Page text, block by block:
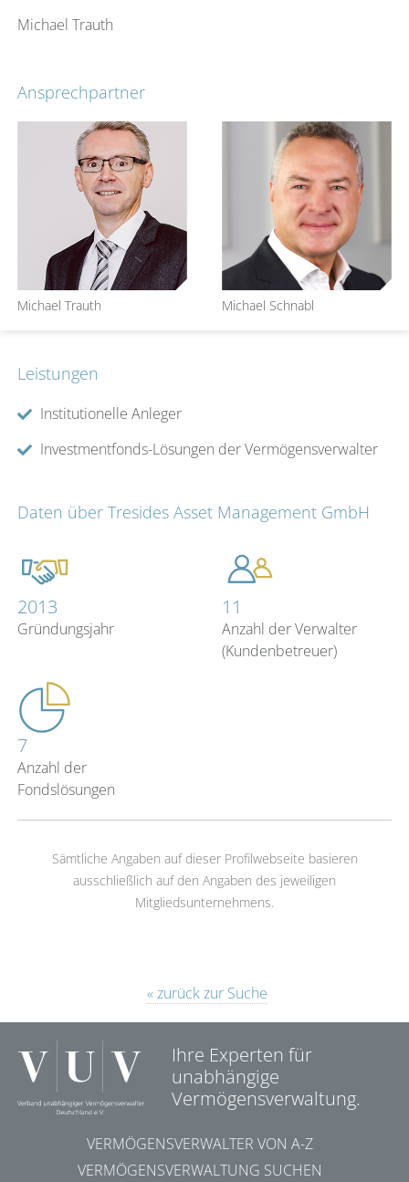
Michael Trauth
Ansprechpartner
Michael Trauth Michael Schnabl
Leistungen
Institutionelle Anleger
Investmentfonds-Lösungen der Vermögensverwalter
Daten über Tresides Asset Management GmbH
2013
Gründungsjahr
11
Anzahl der Verwalter
(Kundenbetreuer)
7
Anzahl der
Fondslösungen
Sämtliche Angaben auf dieser Profilwebseite basieren
ausschließlich auf den Angaben des jeweiligen
Mitgliedsunternehmens.
« zurück zur Suche
Ihre Experten für
unabhängige
Vermögensverwaltung.
VERMÖGENSVERWALTER VON A-Z
VERMÖGENSVERWALTUNG SUCHEN